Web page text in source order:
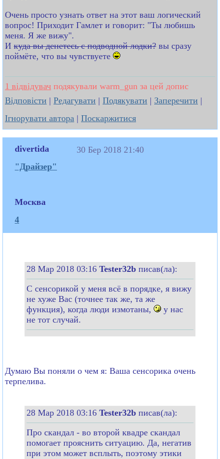
Очень просто узнать ответ на этот ваш логический
вопрос! Приходит Гамлет и говорит: "Ты любишь
меня. Я же вижу".
И куда вы денетесь с подводной лодки? вы сразу
поймёте, что вы чувствуете
1 відвідувач подякували warm_gun за цей допис
Відповісти | Редагувати | Подякувати | Заперечити |
Ігнорувати автора | Поскаржитися
divertida
"Драйзер"
Москва
4
30 Бер 2018 21:40
28 Мар 2018 03:16 Tester32b писав(ла):
С сенсорикой у меня всё в порядке, я вижу
не хуже Вас (точнее так же, та же
функция), когда люди измотаны,
у нас
не тот случай.
Думаю Вы поняли о чем я: Ваша сенсорика очень
терпелива.
28 Мар 2018 03:16 Tester32b писав(ла):
Про скандал - во второй квадре скандал
помогает прояснить ситуацию. Да, негатив
при этом может всплыть, поэтому этики